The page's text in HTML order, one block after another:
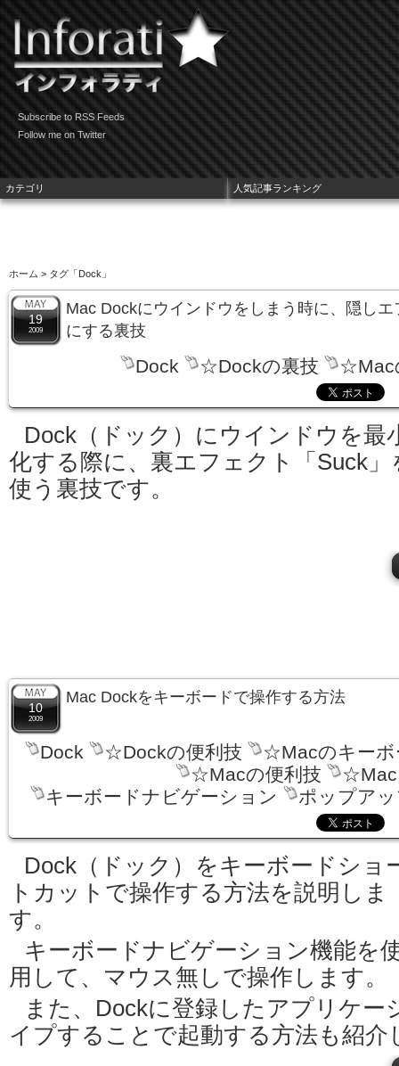
Subscribe to RSS Feeds
Follow me on Twitter
ホーム > タグ「Dock」
19
2009
Mac Dockにウインドウをしまう時に、隠し
にする裏技
Dock ☆Dockの裏技 ☆Mac
Dock（ドック）にウインドウを最
化する際に、裏エフェクト「Suck」
使う裏技です。
10
2009
Mac Dockをキーボードで操作する方法
Dock ☆Dockの便利技
☆Macのキーボ
☆Macの便利技
☆Mac
キーボードナビゲーション
ポップア
Dock（ドック）をキーボードショ
トカットで操作する方法を説明しま
す。
キーボードナビゲーション機能を
用して、マウス無しで操作します。
また、Dockに登録したアプリケー
イプすることで起動する方法も紹介
カテゴリ 人気記事ランキング